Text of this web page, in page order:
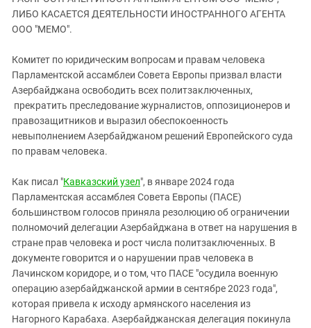
ЗАСТАВЛЯЕТ
МОБИЛИЗАЦИЯ И ПРОТЕСТЫ
Дагестан
Ингушетия
Калмыкия
Карачаево-Черкесия
Краснодарский край
Нагорный Карабах
Ростовская область
Северная Осетия - Алания
СКФО
Ставропольский край
Чечня
Южная Осетия
Южный Кавказ
ЛИБО КАСАЕТСЯ ДЕЯТЕЛЬНОСТИ ИНОСТРАННОГО АГЕНТА
ООО "МЕМО".
Комитет по юридическим вопросам и правам человека
Парламентской ассамблеи Совета Европы призвал власти
Азербайджана освободить всех политзаключенных,
прекратить преследование журналистов, оппозиционеров и
правозащитников и выразил обеспокоенность
невыполнением Азербайджаном решений Европейского суда
по правам человека.
Как писал "Кавказский узел", в январе 2024 года
Парламентская ассамблея Совета Европы (ПАСЕ)
большинством голосов приняла резолюцию об ограничении
полномочий делегации Азербайджана в ответ на нарушения в
стране прав человека и рост числа политзаключенных. В
документе говорится и о нарушении прав человека в
Лачинском коридоре, и о том, что ПАСЕ "осудила военную
операцию азербайджанской армии в сентябре 2023 года",
которая привела к исходу армянского населения из
Нагорного Карабаха. Азербайджанская делегация покинула